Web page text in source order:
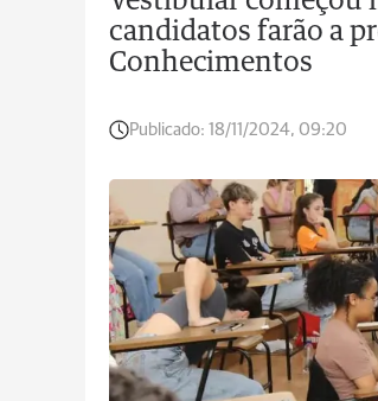
candidatos farão a
Conhecimentos
Publicado: 18/11/2024, 09:20